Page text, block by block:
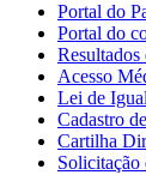
Portal do
Portal do
Acesso
Lei de
Cadastro
Cartilha
Solicitação